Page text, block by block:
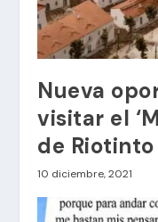
Nueva
visitar el
de
10 diciembre, 2021